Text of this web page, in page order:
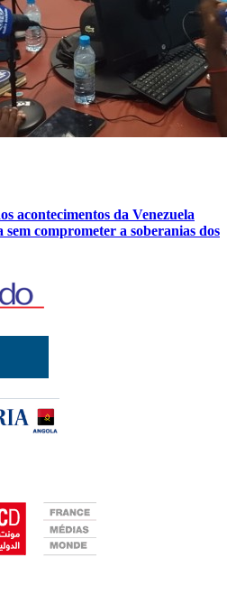
acontecimentos da Venezuela
comprometer a soberanias dos